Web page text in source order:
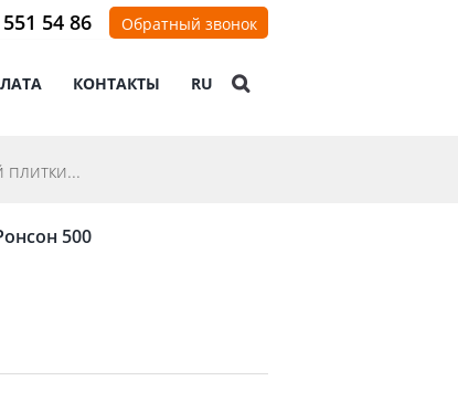
54 86 Обратный звонок
КОНТАКТЫ RU
500